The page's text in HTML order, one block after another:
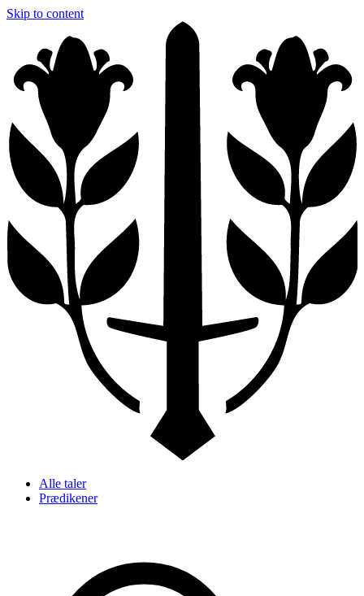
Skip to content
Alle taler
Prædikener